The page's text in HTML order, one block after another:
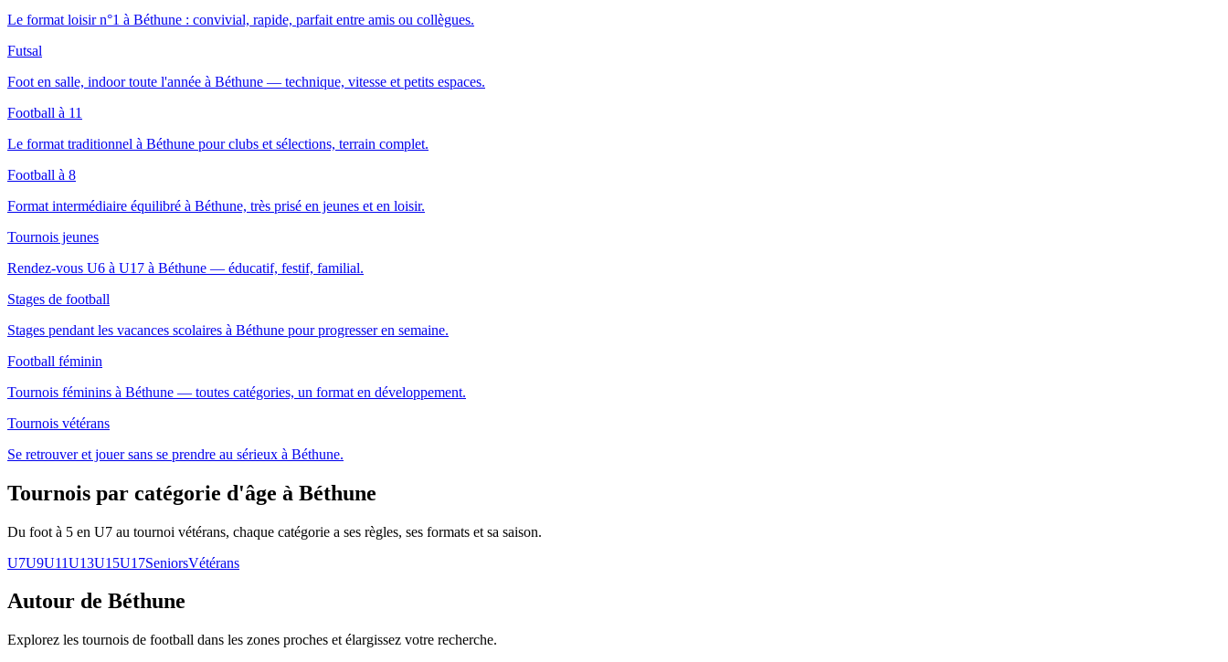
Le format loisir n°1 à Béthune : convivial, rapide, parfait entre amis ou collègues.
Futsal
Foot en salle, indoor toute l'année à Béthune — technique, vitesse et petits espaces.
Football à 11
Le format traditionnel à Béthune pour clubs et sélections, terrain complet.
Football à 8
Format intermédiaire équilibré à Béthune, très prisé en jeunes et en loisir.
Tournois jeunes
Rendez-vous U6 à U17 à Béthune — éducatif, festif, familial.
Stages de football
Stages pendant les vacances scolaires à Béthune pour progresser en semaine.
Football féminin
Tournois féminins à Béthune — toutes catégories, un format en développement.
Tournois vétérans
Se retrouver et jouer sans se prendre au sérieux à Béthune.
Tournois par catégorie d'âge à Béthune
Du foot à 5 en U7 au tournoi vétérans, chaque catégorie a ses règles, ses formats et sa saison.
U7U9U11U13U15U17SeniorsVétérans
Autour de Béthune
Explorez les tournois de football dans les zones proches et élargissez votre recherche.